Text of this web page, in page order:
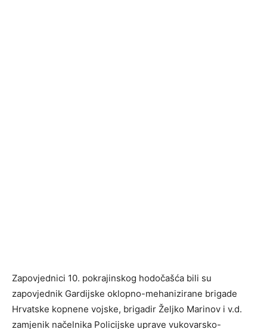
Zapovjednici 10. pokrajinskog hodočašća bili su
zapovjednik Gardijske oklopno-mehanizirane brigade
Hrvatske kopnene vojske, brigadir Željko Marinov i v.d.
zamjenik načelnika Policijske uprave vukovarsko-